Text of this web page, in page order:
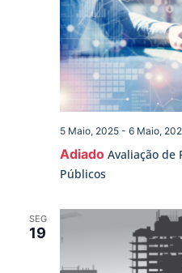
Adiado Avaliação de
Públicos
5 Maio, 2025- 6 Maio,
SEG
19